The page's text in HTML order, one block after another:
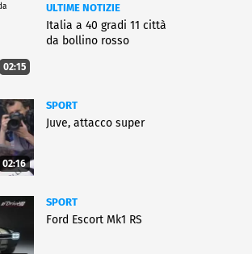
02:15
ULTIME NOTIZIE
Italia a 40 gradi 11 città
da bollino rosso
02:16
SPORT
Juve, attacco super
SPORT
Ford Escort Mk1 RS